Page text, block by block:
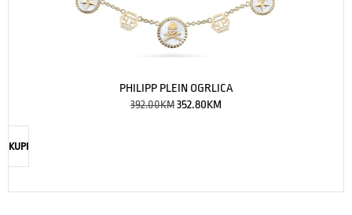
PHILIPP PLEIN OGRLICA
392.00KM352.80KM
KUPI